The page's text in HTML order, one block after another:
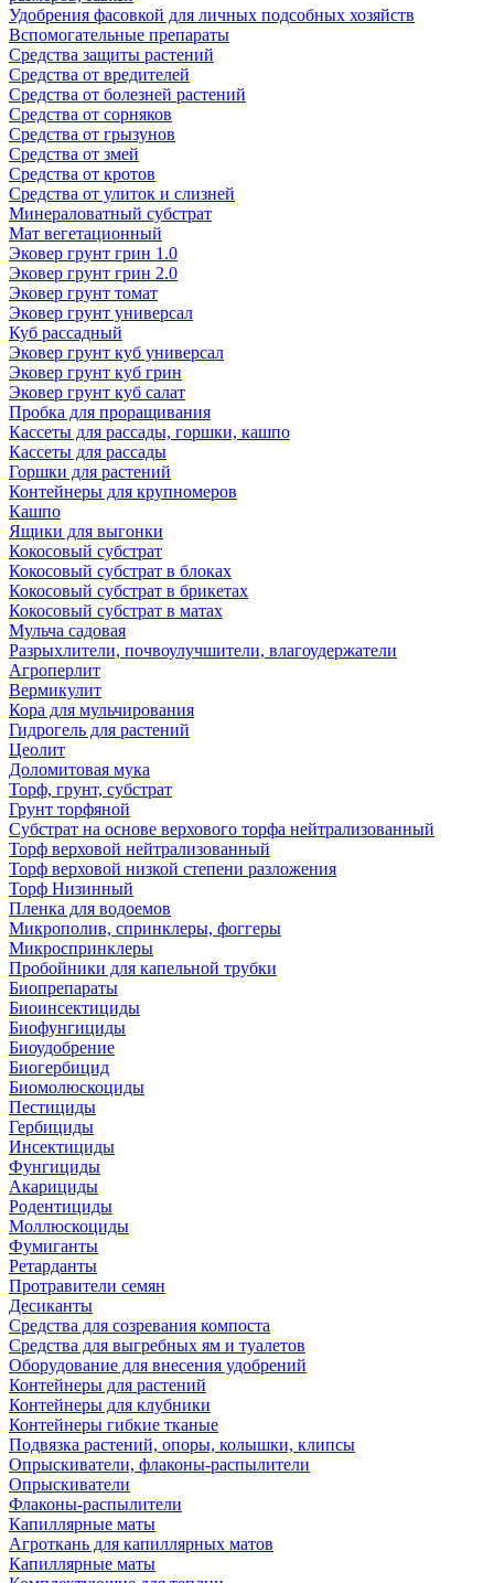
Удобрения фасовкой для личных подсобных хозяйств
Вспомогательные препараты
Средства защиты растений
Средства от вредителей
Средства от болезней растений
Средства от сорняков
Средства от грызунов
Средства от змей
Средства от кротов
Средства от улиток и слизней
Минераловатный субстрат
Мат вегетационный
Эковер грунт грин 1.0
Эковер грунт грин 2.0
Эковер грунт томат
Эковер грунт универсал
Куб рассадный
Эковер грунт куб универсал
Эковер грунт куб грин
Эковер грунт куб салат
Пробка для проращивания
Кассеты для рассады, горшки, кашпо
Кассеты для рассады
Горшки для растений
Контейнеры для крупномеров
Кашпо
Ящики для выгонки
Кокосовый субстрат
Кокосовый субстрат в блоках
Кокосовый субстрат в брикетах
Кокосовый субстрат в матах
Мульча садовая
Разрыхлители, почвоулучшители, влагоудержатели
Агроперлит
Вермикулит
Кора для мульчирования
Гидрогель для растений
Цеолит
Доломитовая мука
Торф, грунт, субстрат
Грунт торфяной
Субстрат на основе верхового торфа нейтрализованный
Торф верховой нейтрализованный
Торф верховой низкой степени разложения
Торф Низинный
Пленка для водоемов
Микрополив, спринклеры, фоггеры
Микроспринклеры
Пробойники для капельной трубки
Биопрепараты
Биоинсектициды
Биофунгициды
Биоудобрение
Биогербицид
Биомолюскоциды
Пестициды
Гербициды
Инсектициды
Фунгициды
Акарициды
Родентициды
Моллюскоциды
Фумиганты
Ретарданты
Протравители семян
Десиканты
Средства для созревания компоста
Средства для выгребных ям и туалетов
Оборудование для внесения удобрений
Контейнеры для растений
Контейнеры для клубники
Контейнеры гибкие тканые
Подвязка растений, опоры, колышки, клипсы
Опрыскиватели, флаконы-распылители
Опрыскиватели
Флаконы-распылители
Капиллярные маты
Агроткань для капиллярных матов
Капиллярные маты